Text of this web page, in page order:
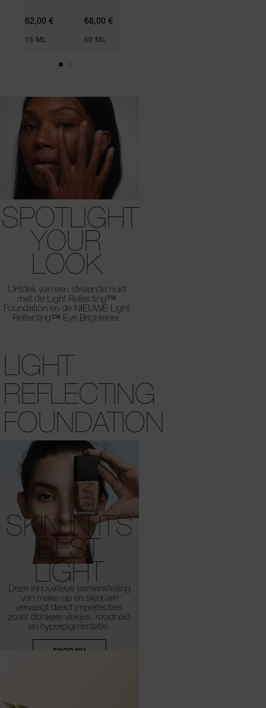
62,00 €
15 ML
68,00 €
50 ML
SPOTLIGHT
YOUR
LOOK
Ontdek van een stralende huid
met de Light Reflecting™
Foundation en de NIEUWE Light
Reflecting™ Eye Brightener.
LIGHT
REFLECTING
FOUNDATION
SKIN IN ITS
BEST
LIGHT
Deze innovatieve samenstelling
van make-up en skincare
vervaagt direct imperfecties
zoals donkere vlekjes, roodheid
en hyperpigmentatie.
SHOP NU